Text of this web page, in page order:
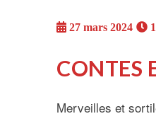
27 mars 2024
CONTES
Merveilles et